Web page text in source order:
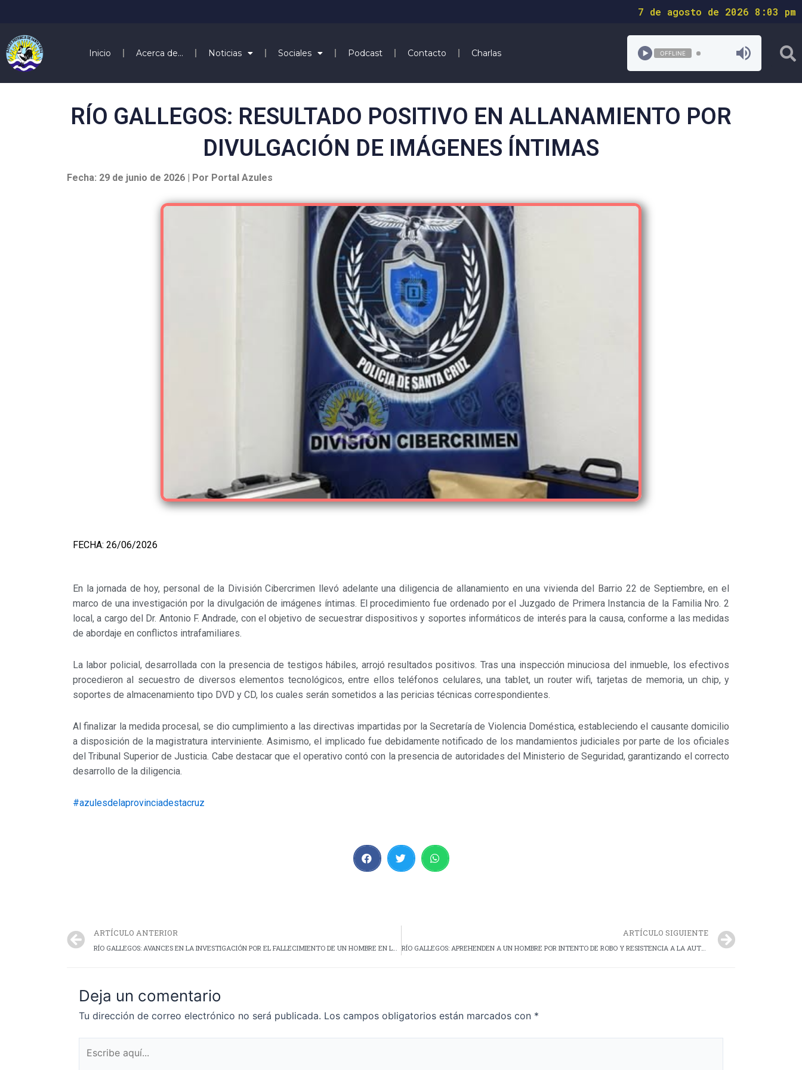
7 de agosto de 2026 8:03 pm
Inicio Acerca de… Noticias Sociales Podcast Contacto Charlas OFFLINE
RÍO GALLEGOS: RESULTADO POSITIVO EN ALLANAMIENTO POR
DIVULGACIÓN DE IMÁGENES ÍNTIMAS
Fecha: 29 de junio de 2026 | Por Portal Azules
FECHA: 26/06/2026
En la jornada de hoy, personal de la División Cibercrimen llevó adelante una diligencia de allanamiento en una vivienda del Barrio 22 de Septiembre, en el
marco de una investigación por la divulgación de imágenes íntimas. El procedimiento fue ordenado por el Juzgado de Primera Instancia de la Familia Nro. 2
local, a cargo del Dr. Antonio F. Andrade, con el objetivo de secuestrar dispositivos y soportes informáticos de interés para la causa, conforme a las medidas
de abordaje en conflictos intrafamiliares.
La labor policial, desarrollada con la presencia de testigos hábiles, arrojó resultados positivos. Tras una inspección minuciosa del inmueble, los efectivos
procedieron al secuestro de diversos elementos tecnológicos, entre ellos teléfonos celulares, una tablet, un router wifi, tarjetas de memoria, un chip, y
soportes de almacenamiento tipo DVD y CD, los cuales serán sometidos a las pericias técnicas correspondientes.
Al finalizar la medida procesal, se dio cumplimiento a las directivas impartidas por la Secretaría de Violencia Doméstica, estableciendo el causante domicilio
a disposición de la magistratura interviniente. Asimismo, el implicado fue debidamente notificado de los mandamientos judiciales por parte de los oficiales
del Tribunal Superior de Justicia. Cabe destacar que el operativo contó con la presencia de autoridades del Ministerio de Seguridad, garantizando el correcto
desarrollo de la diligencia.
#azulesdelaprovinciadestacruz
ARTÍCULO ANTERIOR
RÍO GALLEGOS: AVANCES EN LA INVESTIGACIÓN POR EL FALLECIMIENTO DE UN HOMBRE EN LA VÍA PÚBLICA
ARTÍCULO SIGUIENTE
RÍO GALLEGOS: APREHENDEN A UN HOMBRE POR INTENTO DE ROBO Y RESISTENCIA A LA AUTORIDAD
Deja un comentario
Tu dirección de correo electrónico no será publicada. Los campos obligatorios están marcados con *